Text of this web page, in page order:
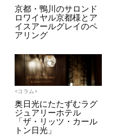
京都・鴨川のサロンド
ロワイヤル京都様とア
イスアールグレイのペ
アリング
<コラム>
奥日光にたたずむラグ
ジュアリーホテル
「ザ・リッツ・カール
トン日光」